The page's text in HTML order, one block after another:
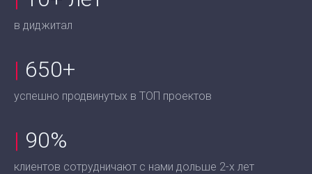
в диджитал
| 650+
успешно продвинутых в ТОП проектов
| 90%
клиентов сотрудничают с нами дольше 2-х лет